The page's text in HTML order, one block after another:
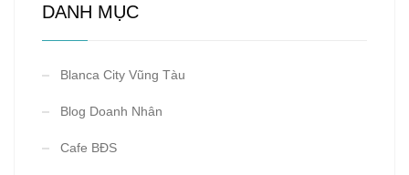
DANH MỤC
Blanca City Vũng Tàu
Blog Doanh Nhân
Cafe BĐS